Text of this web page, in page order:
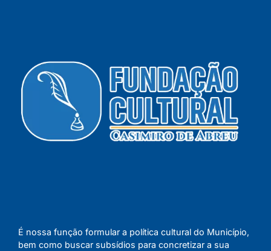
É nossa função formular a política cultural do Município,
bem como buscar subsídios para concretizar a sua